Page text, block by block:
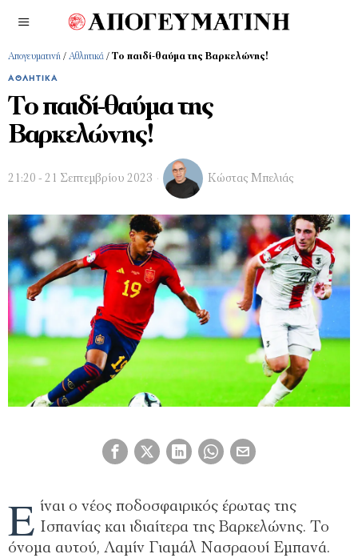
Απογευματινή / Αθλητικά / Το παιδί-θαύμα της Βαρκελώνης!
ΑΘΛΗΤΙΚΆ
Το παιδί-θαύμα της
Βαρκελώνης!
21:20 - 21 Σεπτεμβρίου 2023 Κώστας Μπελιάς
Ε ίναι ο νέος ποδοσφαιρικός έρωτας της
Ισπανίας και ιδιαίτερα της Βαρκελώνης. Το
όνομα αυτού, Λαμίν Γιαμάλ Νασραουί Εμπανά.